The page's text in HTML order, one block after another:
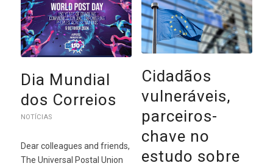
Dia Mundial
dos Correios
NOTÍCIAS
Dear colleagues and friends,
The Universal Postal Union
Cidadãos
vulneráveis,
parceiros-
chave no
estudo sobre